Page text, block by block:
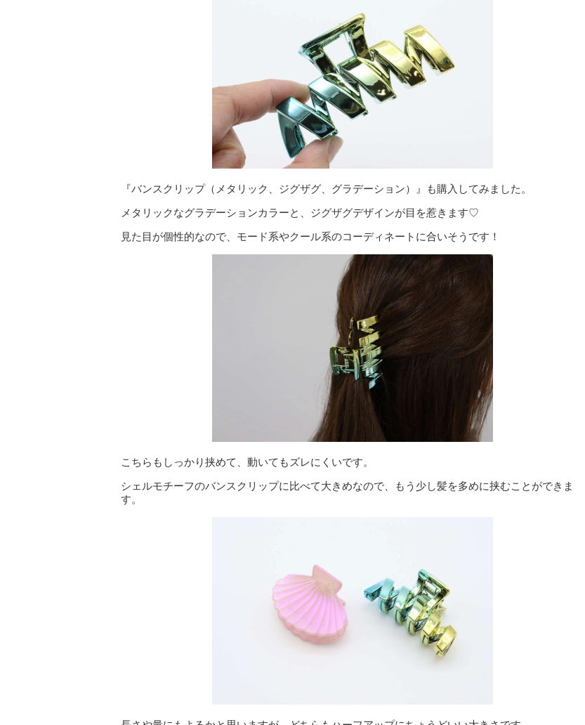
『バンスクリップ（メタリック、ジグザグ、グラデーション）』も購入してみました。
メタリックなグラデーションカラーと、ジグザグデザインが目を惹きます♡
見た目が個性的なので、モード系やクール系のコーディネートに合いそうです！
こちらもしっかり挟めて、動いてもズレにくいです。
シェルモチーフのバンスクリップに比べて大きめなので、もう少し髪を多めに挟むことができま
す。